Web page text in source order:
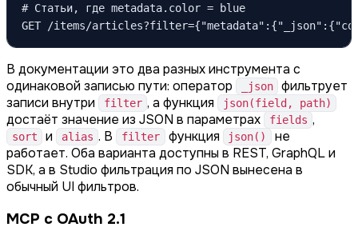
# Статьи, где metadata.color = blue
GET /items/
В документации это два разных инструмента с
одинаковой записью пути: оператор
_json
фильтрует
записи внутри
filter , а функция json(field, path)
достаёт значение из JSON в параметрах fields ,
sort и alias . В filter функция json() не
работает. Оба варианта доступны в REST, GraphQL и
SDK, а в Studio фильтрация по JSON вынесена в
обычный UI фильтров.
MCP с OAuth 2.1